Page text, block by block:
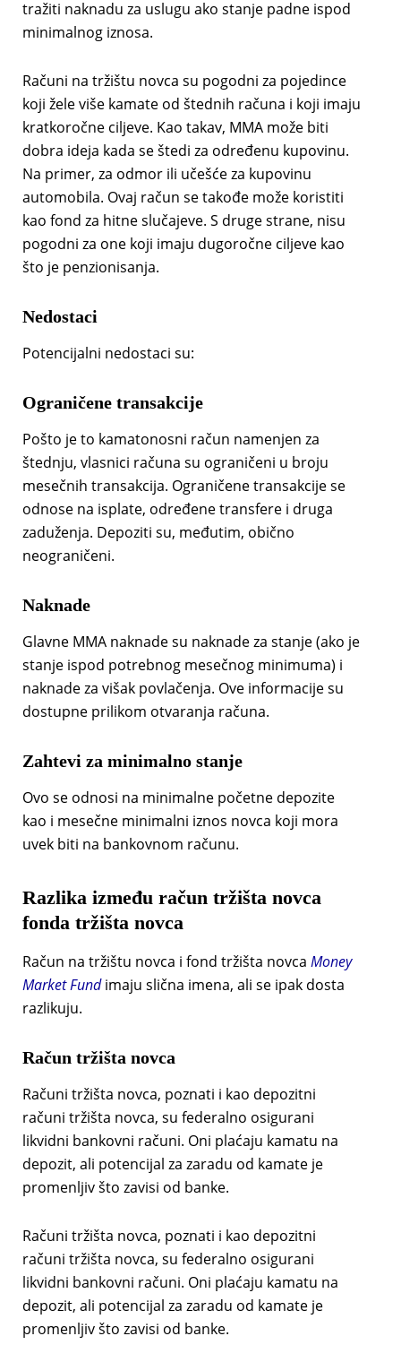
tražiti naknadu za uslugu ako stanje padne ispod
minimalnog iznosa.
Računi na tržištu novca su pogodni za pojedince
koji žele više kamate od štednih računa i koji imaju
kratkoročne ciljeve. Kao takav, MMA može biti
dobra ideja kada se štedi za određenu kupovinu.
Na primer, za odmor ili učešće za kupovinu
automobila. Ovaj račun se takođe može koristiti
kao fond za hitne slučajeve. S druge strane, nisu
pogodni za one koji imaju dugoročne ciljeve kao
što je penzionisanja.
Nedostaci
Potencijalni nedostaci su:
Ograničene transakcije
Pošto je to kamatonosni račun namenjen za
štednju, vlasnici računa su ograničeni u broju
mesečnih transakcija. Ograničene transakcije se
odnose na isplate, određene transfere i druga
zaduženja. Depoziti su, međutim, obično
neograničeni.
Naknade
Glavne MMA naknade su naknade za stanje (ako je
stanje ispod potrebnog mesečnog minimuma) i
naknade za višak povlačenja. Ove informacije su
dostupne prilikom otvaranja računa.
Zahtevi za minimalno stanje
Ovo se odnosi na minimalne početne depozite
kao i mesečne minimalni iznos novca koji mora
uvek biti na bankovnom računu.
Razlika između račun tržišta novca
fonda tržišta novca
Račun na tržištu novca i fond tržišta novca Money
Market Fundimaju slična imena, ali se ipak dosta
razlikuju.
Račun tržišta novca
Računi tržišta novca, poznati i kao depozitni
računi tržišta novca, su federalno osigurani
likvidni bankovni računi. Oni plaćaju kamatu na
depozit, ali potencijal za zaradu od kamate je
promenljiv što zavisi od banke.
Računi tržišta novca, poznati i kao depozitni
računi tržišta novca, su federalno osigurani
likvidni bankovni računi. Oni plaćaju kamatu na
depozit, ali potencijal za zaradu od kamate je
promenljiv što zavisi od banke.